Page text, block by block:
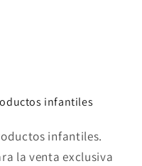
infantiles
infantiles.
la venta exclusiva